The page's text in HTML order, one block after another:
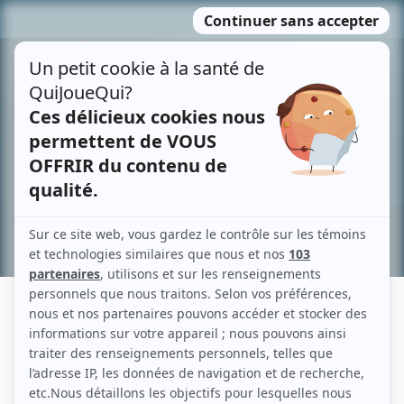
MENU
contenu
Recherche avancée »
RENÉE NORMAND
Liens
Fiche de Renée Normand sur Showbizz.net